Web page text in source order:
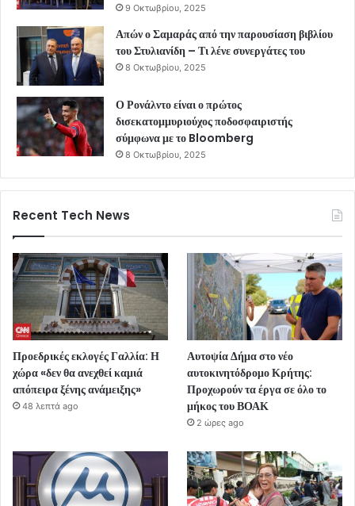
9 Οκτωβρίου, 2025
Απών ο Σαμαράς από την παρουσίαση βιβλίου
του Στυλιανίδη – Τι λένε συνεργάτες του
8 Οκτωβρίου, 2025
Ο Ρονάλντο είναι ο πρώτος
δισεκατομμυριούχος ποδοσφαιριστής
σύμφωνα με το Bloomberg
8 Οκτωβρίου, 2025
Recent Tech News
Προεδρικές εκλογές Γαλλία: Η
χώρα «δεν θα ανεχθεί καμιά
απόπειρα ξένης ανάμειξης»
48 λεπτά ago
Αυτοψία Δήμα στο νέο
αυτοκινητόδρομο Κρήτης:
Προχωρούν τα έργα σε όλο το
μήκος του ΒΟΑΚ
2 ώρες ago